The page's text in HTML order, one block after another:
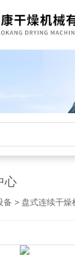
心
备 > 盘式连续干燥